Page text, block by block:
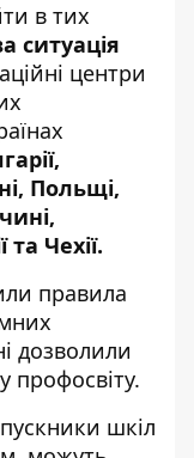
в тих
ситуація
центри
Польщі,
Чехії.
правила
дозволили
профосвіту.
шкіл